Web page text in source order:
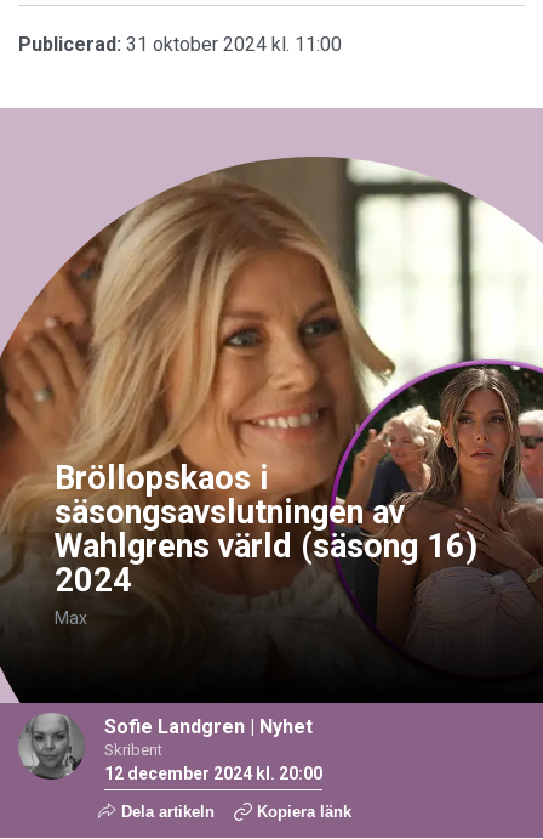
Publicerad: 31 oktober 2024 kl. 11:00
Bröllopskaos i
säsongsavslutningen av
Wahlgrens värld (säsong 16)
2024
Max
Sofie Landgren Nyhet
Skribent
12 december 2024 kl. 20:00
Dela artikeln Kopiera länk